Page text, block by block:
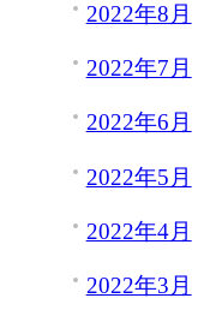
2022年8月
2022年7月
2022年6月
2022年5月
2022年4月
2022年3月